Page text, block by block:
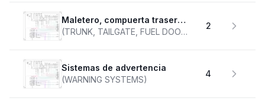
Maletero, compuerta trasera, tapa de combustible
(TRUNK, TAILGATE, FUEL DOOR)
2
Sistemas de advertencia
(WARNING SYSTEMS)
4